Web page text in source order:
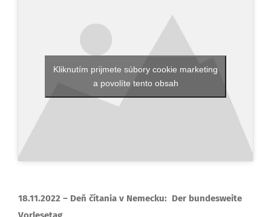
Kliknutím prijmete súbory cookie marketing
a povolíte tento obsah
18.11.2022 – Deň čítania v Nemecku: Der bundesweite